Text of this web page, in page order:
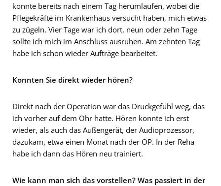
konnte bereits nach einem Tag herumlaufen, wobei die
Pflegekräfte im Krankenhaus versucht haben, mich etwas
zu zügeln. Vier Tage war ich dort, neun oder zehn Tage
sollte ich mich im Anschluss ausruhen. Am zehnten Tag
habe ich schon wieder Aufträge bearbeitet.
Konnten Sie direkt wieder hören?
Direkt nach der Operation war das Druckgefühl weg, das
ich vorher auf dem Ohr hatte. Hören konnte ich erst
wieder, als auch das Außengerät, der Audioprozessor,
dazukam, etwa einen Monat nach der OP. In der Reha
habe ich dann das Hören neu trainiert.
Wie kann man sich das vorstellen? Was passiert in der